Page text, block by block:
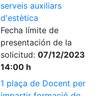
serveis auxiliars
d'estètica
Fecha límite de
presentación de la
solicitud: 07/12/2023
14:00 h
1 plaça de Docent per